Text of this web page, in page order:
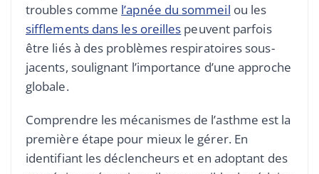
troubles comme l’apnée du sommeil ou les
sifflements dans les oreilles peuvent parfois
être liés à des problèmes respiratoires sous-
jacents, soulignant l’importance d’une approche
globale.
Comprendre les mécanismes de l’asthme est la
première étape pour mieux le gérer. En
identifiant les déclencheurs et en adoptant des